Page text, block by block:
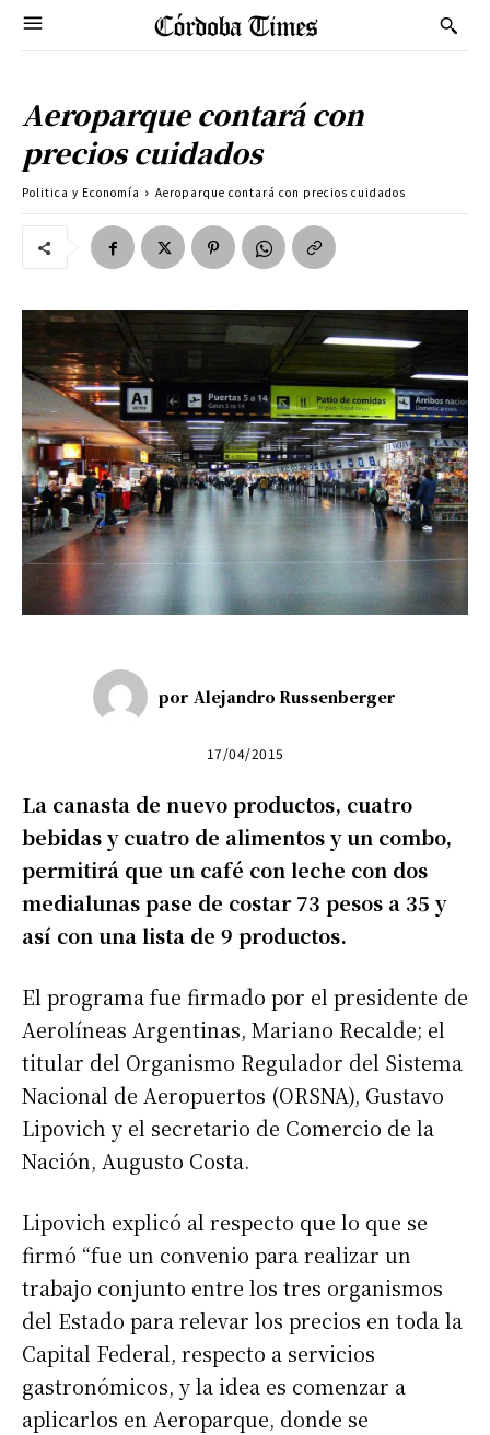
Aeroparque contará con
precios cuidados
Politica y Economía Aeroparque contará con precios cuidados
por Alejandro Russenberger
17/04/2015
La canasta de nuevo productos, cuatro
bebidas y cuatro de alimentos y un combo,
permitirá que un café con leche con dos
medialunas pase de costar 73 pesos a 35 y
así con una lista de 9 productos.
El programa fue firmado por el presidente de
Aerolíneas Argentinas, Mariano Recalde; el
titular del Organismo Regulador del Sistema
Nacional de Aeropuertos (ORSNA), Gustavo
Lipovich y el secretario de Comercio de la
Nación, Augusto Costa.
Lipovich explicó al respecto que lo que se
firmó “fue un convenio para realizar un
trabajo conjunto entre los tres organismos
del Estado para relevar los precios en toda la
Capital Federal, respecto a servicios
gastronómicos, y la idea es comenzar a
aplicarlos en Aeroparque, donde se